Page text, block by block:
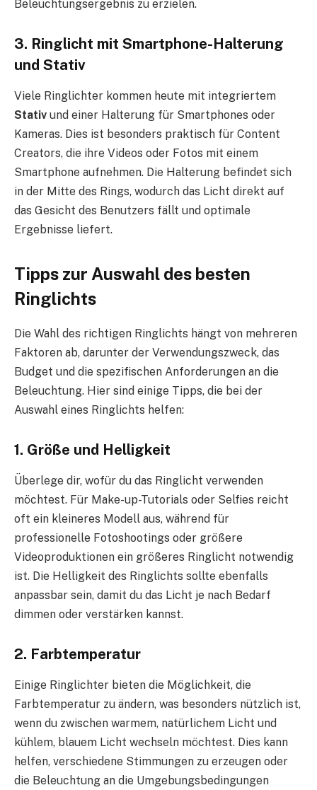
Beleuchtungsergebnis zu erzielen.
3. Ringlicht mit Smartphone-Halterung
und Stativ
Viele Ringlichter kommen heute mit integriertem
Stativ und einer Halterung für Smartphones oder
Kameras. Dies ist besonders praktisch für Content
Creators, die ihre Videos oder Fotos mit einem
Smartphone aufnehmen. Die Halterung befindet sich
in der Mitte des Rings, wodurch das Licht direkt auf
das Gesicht des Benutzers fällt und optimale
Ergebnisse liefert.
Tipps zur Auswahl des besten
Ringlichts
Die Wahl des richtigen Ringlichts hängt von mehreren
Faktoren ab, darunter der Verwendungszweck, das
Budget und die spezifischen Anforderungen an die
Beleuchtung. Hier sind einige Tipps, die bei der
Auswahl eines Ringlichts helfen:
1. Größe und Helligkeit
Überlege dir, wofür du das Ringlicht verwenden
möchtest. Für Make-up-Tutorials oder Selfies reicht
oft ein kleineres Modell aus, während für
professionelle Fotoshootings oder größere
Videoproduktionen ein größeres Ringlicht notwendig
ist. Die Helligkeit des Ringlichts sollte ebenfalls
anpassbar sein, damit du das Licht je nach Bedarf
dimmen oder verstärken kannst.
2. Farbtemperatur
Einige Ringlichter bieten die Möglichkeit, die
Farbtemperatur zu ändern, was besonders nützlich ist,
wenn du zwischen warmem, natürlichem Licht und
kühlem, blauem Licht wechseln möchtest. Dies kann
helfen, verschiedene Stimmungen zu erzeugen oder
die Beleuchtung an die Umgebungsbedingungen